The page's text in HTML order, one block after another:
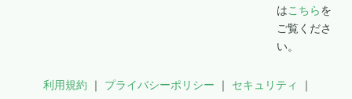
はこちらを
ご覧くださ
い。
利用規約 プライバシーポリシー
セキュリティ